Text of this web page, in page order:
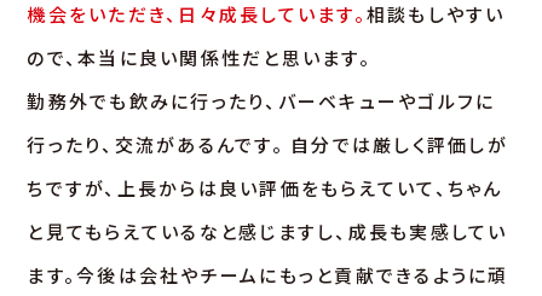
機会をいただき、日々成長しています。相談もしやすい
ので、本当に良い関係性だと思います。
勤務外でも飲みに行ったり、バーベキューやゴルフに
行ったり、交流があるんです。 自分では厳しく評価しが
ちですが、上長からは良い評価をもらえていて、ちゃん
と見てもらえているなと感じますし、成長も実感してい
ます。今後は会社やチームにもっと貢献できるように頑